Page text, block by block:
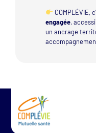
COMPLÉVIE,
engagée,
un ancrage